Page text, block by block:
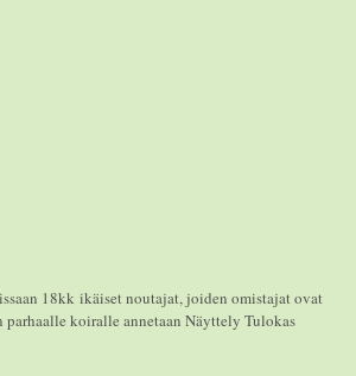
18kk ikäiset noutajat, joiden omistajat ovat
koiralle annetaan Näyttely Tulokas